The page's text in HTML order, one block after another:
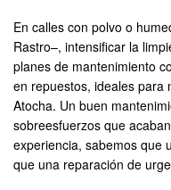
En calles con polvo o
Rastro–, intensificar la
planes de mantenimiento
en repuestos, ideales para
Atocha. Un buen
sobreesfuerzos que
experiencia, sabemos que
que una reparación de